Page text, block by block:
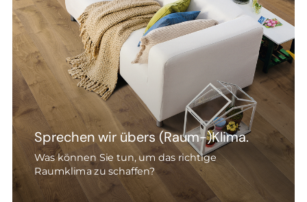
Sprechen wir übers (Raum-)Klima.
Was können Sie tun, um das richtige
Raumklima zu schaffen?